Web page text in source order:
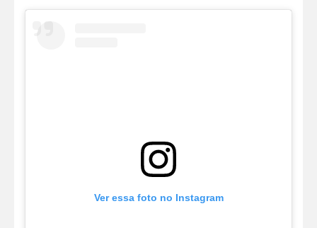
Ver essa foto no Instagram